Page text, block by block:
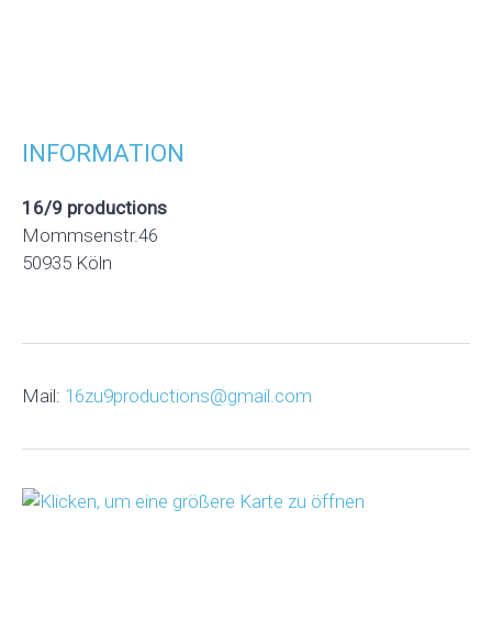
INFORMATION
16/9 productions
Mommsenstr.46
50935 Köln
Mail: 16zu9productions@gmail.com